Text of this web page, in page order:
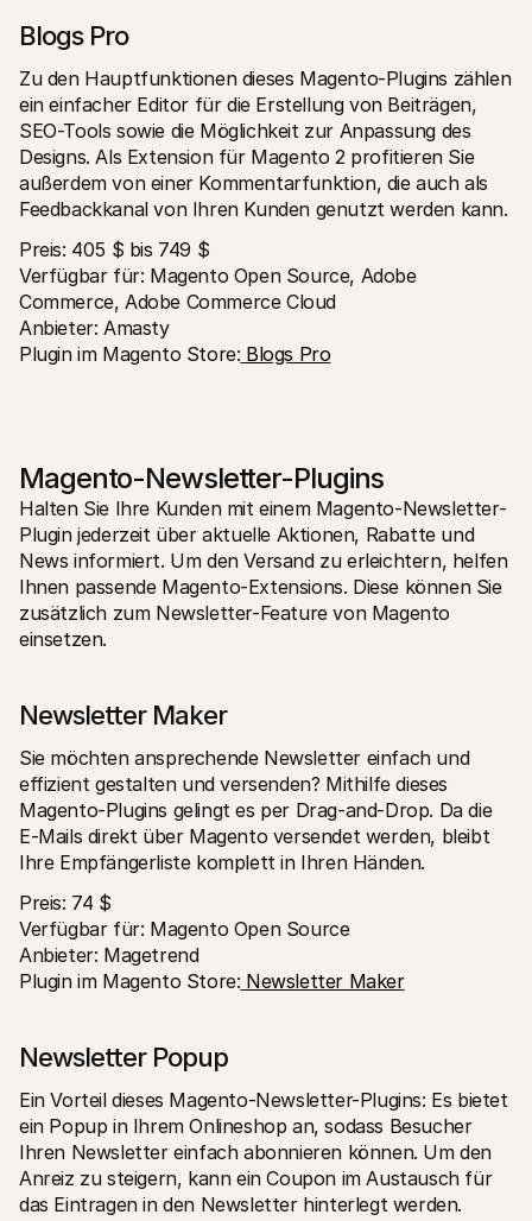
Blogs Pro
Zu den Hauptfunktionen dieses Magento-Plugins zählen
ein einfacher Editor für die Erstellung von Beiträgen,
SEO-Tools sowie die Möglichkeit zur Anpassung des
Designs. Als Extension für Magento 2 profitieren Sie
außerdem von einer Kommentarfunktion, die auch als
Feedbackkanal von Ihren Kunden genutzt werden kann.
Preis: 405 $ bis 749 $
Verfügbar für: Magento Open Source, Adobe
Commerce, Adobe Commerce Cloud
Anbieter: Amasty
Plugin im Magento Store: Blogs Pro
Magento-Newsletter-Plugins
Halten Sie Ihre Kunden mit einem Magento-Newsletter-
Plugin jederzeit über aktuelle Aktionen, Rabatte und
News informiert. Um den Versand zu erleichtern, helfen
Ihnen passende Magento-Extensions. Diese können Sie
zusätzlich zum Newsletter-Feature von Magento
einsetzen.
Newsletter Maker
Sie möchten ansprechende Newsletter einfach und
effizient gestalten und versenden? Mithilfe dieses
Magento-Plugins gelingt es per Drag-and-Drop. Da die
E-Mails direkt über Magento versendet werden, bleibt
Ihre Empfängerliste komplett in Ihren Händen.
Preis: 74 $
Verfügbar für: Magento Open Source
Anbieter: Magetrend
Plugin im Magento Store: Newsletter Maker
Newsletter Popup
Ein Vorteil dieses Magento-Newsletter-Plugins: Es bietet
ein Popup in Ihrem Onlineshop an, sodass Besucher
Ihren Newsletter einfach abonnieren können. Um den
Anreiz zu steigern, kann ein Coupon im Austausch für
das Eintragen in den Newsletter hinterlegt werden.